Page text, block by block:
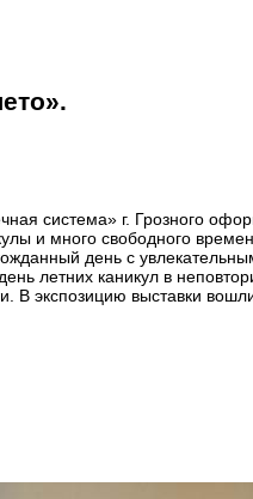
система» г. Грозного
и много свободного
день с
летних каникул в
В экспозицию выставки